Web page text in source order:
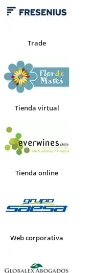
Trade
Tienda virtual
Tienda online
Web corporativa